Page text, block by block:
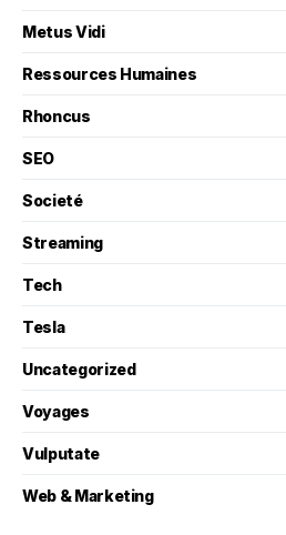
Metus Vidi
Ressources Humaines
Rhoncus
SEO
Societé
Streaming
Tech
Tesla
Uncategorized
Voyages
Vulputate
Web & Marketing